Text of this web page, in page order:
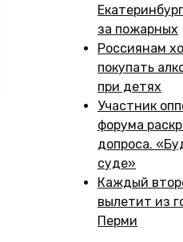
за пожарных
Россиянам
покупать
при детях
Участник
форума
допроса.
суде»
Каждый
вылетит из
Перми